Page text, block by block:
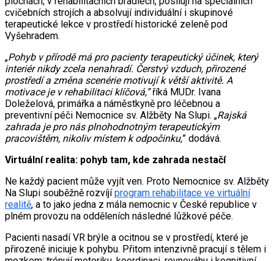
cvičebních strojích a absolvují individuální i skupinové
terapeutické lekce v prostředí historické zeleně pod
Vyšehradem.
„Pohyb v přírodě má pro pacienty terapeutický účinek, který
interiér nikdy zcela nenahradí. Čerstvý vzduch, přirozené
prostředí a změna scenérie motivují k větší aktivitě. A
motivace je v rehabilitaci klíčová,”říká MUDr. Ivana
Doleželová, primářka a náměstkyně pro léčebnou a
preventivní péči Nemocnice sv. Alžběty Na Slupi. „Rajská
zahrada je pro nás plnohodnotným terapeutickým
pracovištěm, nikoliv místem k odpočinku,” dodává.
Virtuální realita: pohyb tam, kde zahrada nestačí
Ne každý pacient může vyjít ven. Proto Nemocnice sv. Alžběty
Na Slupi souběžně rozvíjíprogram rehabilitace ve virtuální
realitě, a to jako jedna z mála nemocnic v České republice v
plném provozu na odděleních následné lůžkové péče.
Pacienti nasadí VR brýle a ocitnou se v prostředí, které je
přirozeně iniciuje k pohybu. Přitom intenzivně pracují s tělem i